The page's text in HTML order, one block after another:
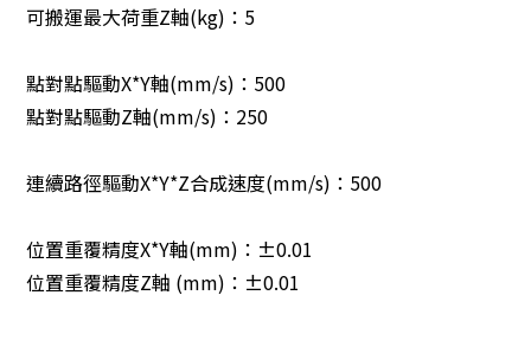
可搬運最大荷重Z軸(kg)：5
點對點驅動X*Y軸(mm/s)：500
點對點驅動Z軸(mm/s)：250
連續路徑驅動X*Y*Z合成速度(mm/s)：500
位置重覆精度X*Y軸(mm)：±0.01
位置重覆精度Z軸 (mm)：±0.01